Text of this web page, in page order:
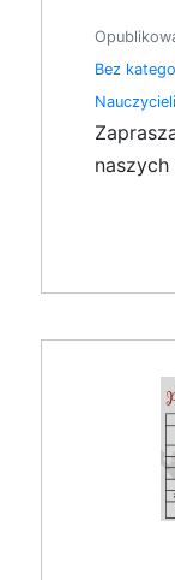
Bez
Nauczycieli